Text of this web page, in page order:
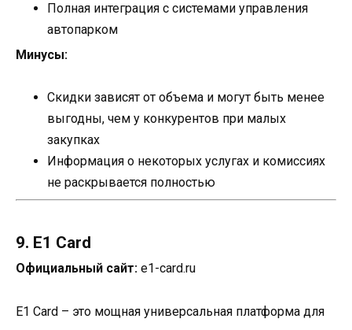
Полная интеграция с системами управления
автопарком
Минусы:
Скидки зависят от объема и могут быть менее
выгодны, чем у конкурентов при малых
закупках
Информация о некоторых услугах и комиссиях
не раскрывается полностью
9. E1 Card
Официальный сайт: e1-card.ru
E1 Card – это мощная универсальная платформа для